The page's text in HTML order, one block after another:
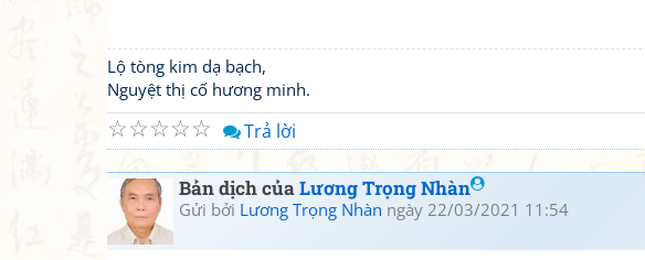
Lộ tòng kim dạ bạch,
Nguyệt thị cố hương minh.
☆
☆
☆
☆
☆ Trả lời
Bản dịch củaLương Trọng Nhàn
Gửi bởi Lương Trọng Nhàn ngày 22/03/2021 11:54